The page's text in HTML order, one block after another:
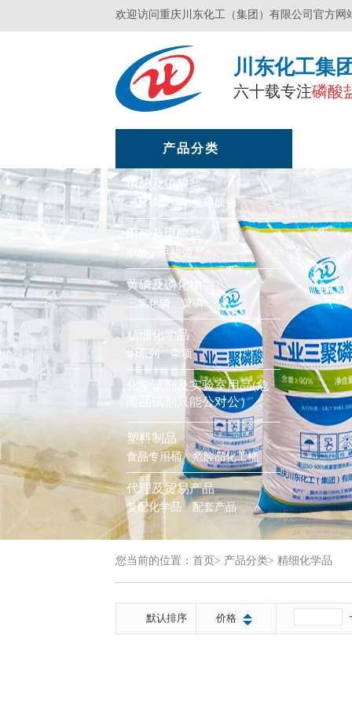
欢迎访问重庆川东化工（集团）有限公司官方网
川东化工集
六十载专注磷酸
产品分类
磷酸及磷酸盐
三聚磷酸钠 焦磷酸钠
甲酸及甲酸盐
甲酸钾
黄磷及磷化物
三氯化磷 黄磷
精细化学品
铜系列 杂项
化学试剂及实验室用品(危
险品试剂只能公对公）
塑料制品
食品专用桶 危险品化工桶
代理及贸易产品
复配化学品 配套产品
您当前的位置： 首页 > 产品分类> 精细化学品
默认排序 价格